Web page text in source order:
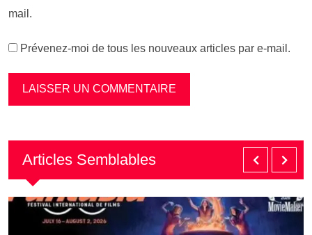
mail.
Prévenez-moi de tous les nouveaux articles par e-mail.
Articles Semblables